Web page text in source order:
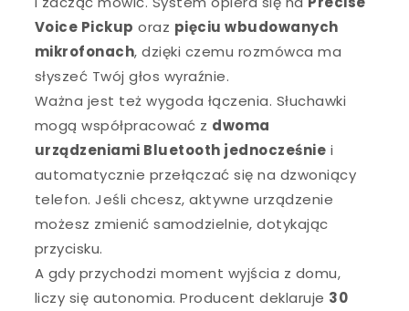
Voice Pickup oraz pięciu wbudowanych
mikrofonach, dzięki czemu rozmówca ma
słyszeć Twój głos wyraźnie.
Ważna jest też wygoda łączenia. Słuchawki
mogą współpracować z dwoma
urządzeniami Bluetooth jednocześnie i
automatycznie przełączać się na dzwoniący
telefon. Jeśli chcesz, aktywne urządzenie
możesz zmienić samodzielnie, dotykając
przycisku.
A gdy przychodzi moment wyjścia z domu,
liczy się autonomia. Producent deklaruje 30